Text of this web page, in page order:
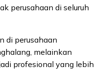
perusahaan di seluruh
di perusahaan
melainkan
profesional yang lebih